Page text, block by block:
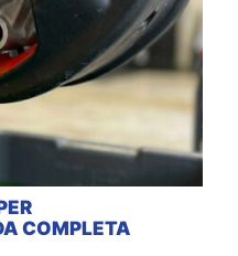
COMPLETA